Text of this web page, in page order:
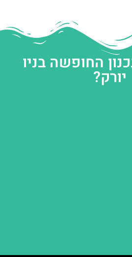
החופשה בניו
יורק?